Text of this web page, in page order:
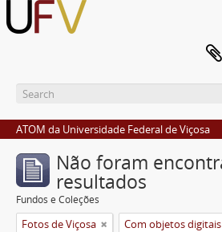
ATOM da Universidade Federal de Viçosa
Não foram
resultados
Fundos e Coleções
Fotos de Viçosa Com objetos digitais